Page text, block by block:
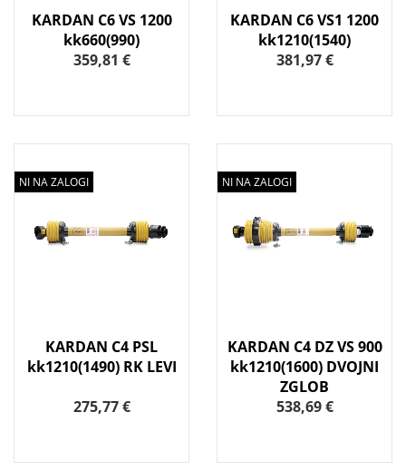
KARDAN C6 VS 1200
kk660(990)
359,81 €
KARDAN C6 VS1 1200
kk1210(1540)
381,97 €
NI NA ZALOGI
KARDAN C4 PSL
kk1210(1490) RK LEVI
275,77 €
NI NA ZALOGI
KARDAN C4 DZ VS 900
kk1210(1600) DVOJNI
ZGLOB
538,69 €